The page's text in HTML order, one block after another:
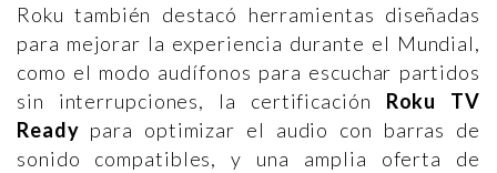
Roku también destacó herramientas diseñadas
para mejorar la experiencia durante el Mundial,
como el modo audífonos para escuchar partidos
sin interrupciones, la certificación Roku TV
Ready para optimizar el audio con barras de
sonido compatibles, y una amplia oferta de